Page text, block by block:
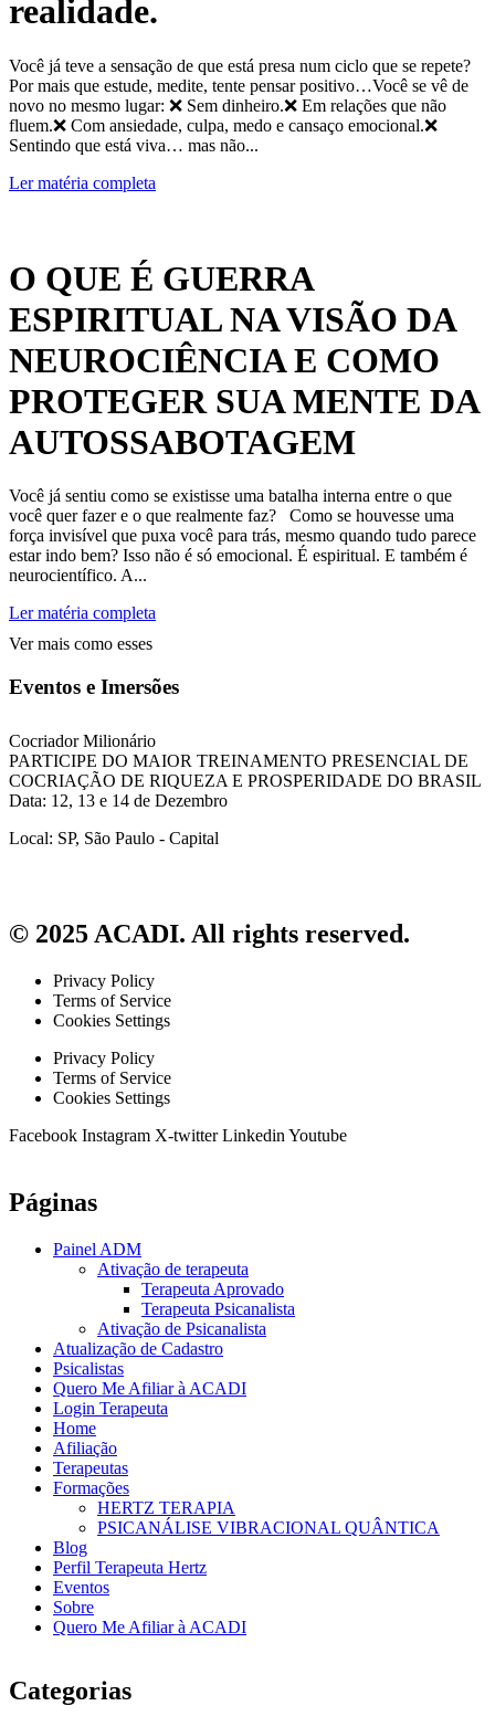
realidade.
Você já teve a sensação de que está presa num ciclo que se repete?
Por mais que estude, medite, tente pensar positivo…Você se vê de
novo no mesmo lugar: ❌ Sem dinheiro.❌ Em relações que não
fluem.❌ Com ansiedade, culpa, medo e cansaço emocional.❌
Sentindo que está viva… mas não...
Ler matéria completa
O QUE É GUERRA
ESPIRITUAL NA VISÃO DA
NEUROCIÊNCIA E COMO
PROTEGER SUA MENTE DA
AUTOSSABOTAGEM
Você já sentiu como se existisse uma batalha interna entre o que
você quer fazer e o que realmente faz? Como se houvesse uma
força invisível que puxa você para trás, mesmo quando tudo parece
estar indo bem? Isso não é só emocional. É espiritual. E também é
neurocientífico. A...
Ler matéria completa
Ver mais como esses
Eventos e Imersões
Cocriador Milionário
PARTICIPE DO MAIOR TREINAMENTO PRESENCIAL DE
COCRIAÇÃO DE RIQUEZA E PROSPERIDADE DO BRASIL
Data: 12, 13 e 14 de Dezembro
Local: SP, São Paulo - Capital
© 2025 ACADI. All rights reserved.
Privacy Policy
Terms of Service
Cookies Settings
Privacy Policy
Terms of Service
Cookies Settings
Facebook Instagram X-twitter Linkedin Youtube
Páginas
Painel ADM
Ativação de terapeuta
Terapeuta Aprovado
Terapeuta Psicanalista
Ativação de Psicanalista
Atualização de Cadastro
Psicalistas
Quero Me Afiliar à ACADI
Login Terapeuta
Home
Afiliação
Terapeutas
Formações
HERTZ TERAPIA
PSICANÁLISE VIBRACIONAL QUÂNTICA
Blog
Perfil Terapeuta Hertz
Eventos
Sobre
Quero Me Afiliar à ACADI
Categorias